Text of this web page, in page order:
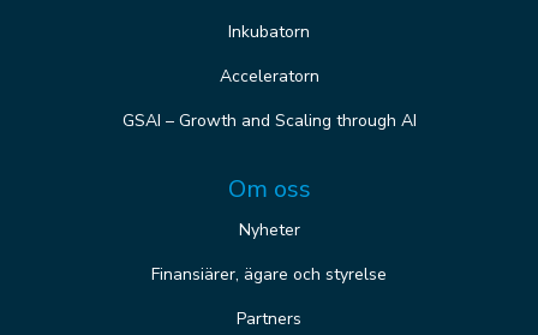
Inkubatorn
Acceleratorn
GSAI – Growth and Scaling through AI
Om oss
Nyheter
Finansiärer, ägare och styrelse
Partners